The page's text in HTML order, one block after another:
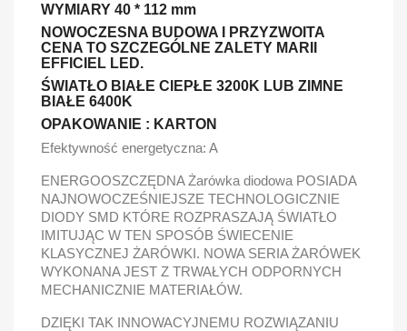
WYMIARY 40 * 112 mm
NOWOCZESNA BUDOWA I PRZYZWOITA
CENA TO SZCZEGÓLNE ZALETY MARII
EFFICIEL LED.
ŚWIATŁO BIAŁE CIEPŁE 3200K LUB ZIMNE
BIAŁE 6400K
OPAKOWANIE : KARTON
Efektywność energetyczna: A
ENERGOOSZCZĘDNA Żarówka diodowa POSIADA
NAJNOWOCZEŚNIEJSZE TECHNOLOGICZNIE
DIODY SMD KTÓRE ROZPRASZAJĄ ŚWIATŁO
IMITUJĄC W TEN SPOSÓB ŚWIECENIE
KLASYCZNEJ ŻARÓWKI. NOWA SERIA ŻARÓWEK
WYKONANA JEST Z TRWAŁYCH ODPORNYCH
MECHANICZNIE MATERIAŁÓW.
DZIĘKI TAK INNOWACYJNEMU ROZWIĄZANIU